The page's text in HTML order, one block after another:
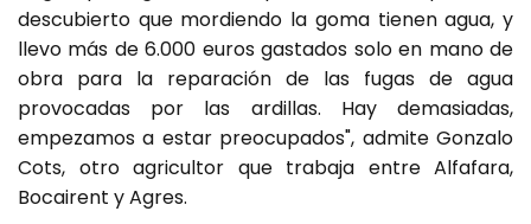
descubierto que mordiendo la goma tienen agua, y
llevo más de 6.000 euros gastados solo en mano de
obra para la reparación de las fugas de agua
provocadas por las ardillas. Hay demasiadas,
empezamos a estar preocupados", admite Gonzalo
Cots, otro agricultor que trabaja entre Alfafara,
Bocairent y Agres.